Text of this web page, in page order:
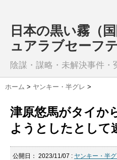
日本の黒い霧（
ュアラブセーフ
陰謀・謀略・未解決事件・
ホーム > ヤンキー・半グレ >
津原悠馬がタイか
ようとしたとして
公開日： 2023/11/07 : ヤンキー・半